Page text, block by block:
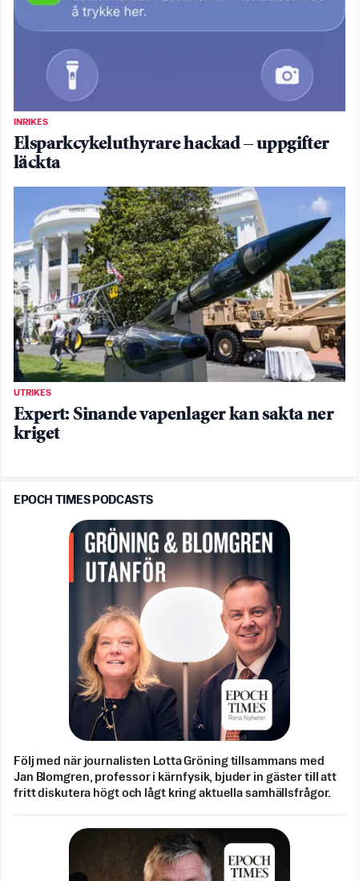
INRIKES
Elsparkcykeluthyrare hackad – uppgifter
läckta
UTRIKES
Expert: Sinande vapenlager kan sakta ner
kriget
EPOCH TIMES PODCASTS
Följ med när journalisten Lotta Gröning tillsammans med
Jan Blomgren, professor i kärnfysik, bjuder in gäster till att
fritt diskutera högt och lågt kring aktuella samhällsfrågor.